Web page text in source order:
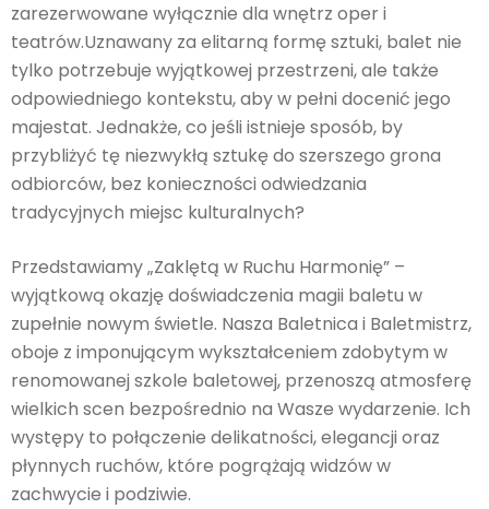
zarezerwowane wyłącznie dla wnętrz oper i
teatrów.Uznawany za elitarną formę sztuki, balet nie
tylko potrzebuje wyjątkowej przestrzeni, ale także
odpowiedniego kontekstu, aby w pełni docenić jego
majestat. Jednakże, co jeśli istnieje sposób, by
przybliżyć tę niezwykłą sztukę do szerszego grona
odbiorców, bez konieczności odwiedzania
tradycyjnych miejsc kulturalnych?
Przedstawiamy „Zaklętą w Ruchu Harmonię” –
wyjątkową okazję doświadczenia magii baletu w
zupełnie nowym świetle. Nasza Baletnica i Baletmistrz,
oboje z imponującym wykształceniem zdobytym w
renomowanej szkole baletowej, przenoszą atmosferę
wielkich scen bezpośrednio na Wasze wydarzenie. Ich
występy to połączenie delikatności, elegancji oraz
płynnych ruchów, które pogrążają widzów w
zachwycie i podziwie.